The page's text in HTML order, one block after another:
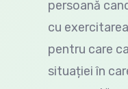
persoană
cu
pentru care
situației în